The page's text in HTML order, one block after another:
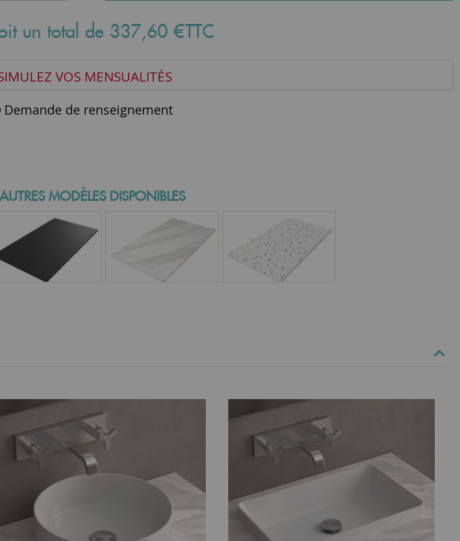
un total de 337,60 €TTC
VOS MENSUALITÉS
Demande de renseignement
MODÈLES DISPONIBLES